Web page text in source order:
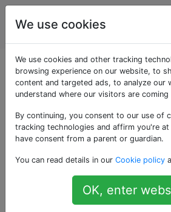
Conception
graphique
Questions
«selections»
Questions sur la sélection de
modifiées ou transformées tout en
parties non sélectionnées.
Quel est le moyen
We use cookies
We use cookies and other tracking
browsing experience on our website, to
content and targeted ads, to analyze our
understand where our visitors are coming
By continuing, you consent to our use of
tracking technologies and affirm you're
have consent from a parent or guardian.
You can read details in our Cookie policy
OK, enter